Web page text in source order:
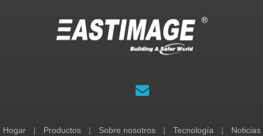
Hogar | Productos | Sobre nosotros | Tecnología | Noticias